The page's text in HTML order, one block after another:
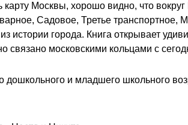
карту Москвы, хорошо видно, что
Садовое, Третье транспортное,
из истории города. Книга открывает
связано московскими кольцами с
дошкольного и младшего школьного